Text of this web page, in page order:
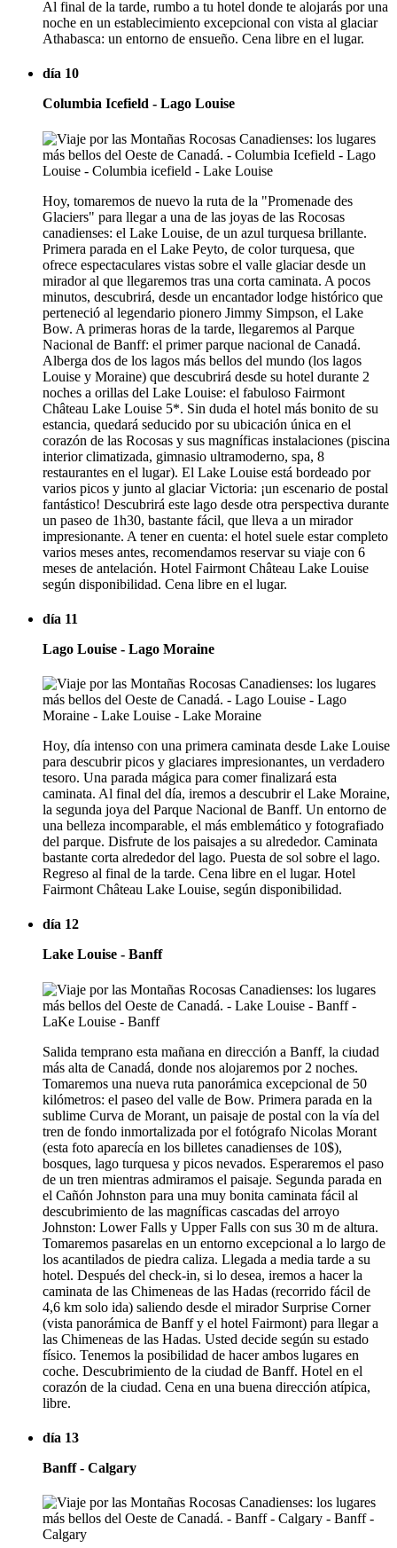
Al final de la tarde, rumbo a tu hotel donde te alojarás por una
noche en un establecimiento excepcional con vista al glaciar
Athabasca: un entorno de ensueño. Cena libre en el lugar.
día 10
Columbia Icefield - Lago Louise
Hoy, tomaremos de nuevo la ruta de la "Promenade des
Glaciers" para llegar a una de las joyas de las Rocosas
canadienses: el Lake Louise, de un azul turquesa brillante.
Primera parada en el Lake Peyto, de color turquesa, que
ofrece espectaculares vistas sobre el valle glaciar desde un
mirador al que llegaremos tras una corta caminata. A pocos
minutos, descubrirá, desde un encantador lodge histórico que
perteneció al legendario pionero Jimmy Simpson, el Lake
Bow. A primeras horas de la tarde, llegaremos al Parque
Nacional de Banff: el primer parque nacional de Canadá.
Alberga dos de los lagos más bellos del mundo (los lagos
Louise y Moraine) que descubrirá desde su hotel durante 2
noches a orillas del Lake Louise: el fabuloso Fairmont
Château Lake Louise 5*. Sin duda el hotel más bonito de su
estancia, quedará seducido por su ubicación única en el
corazón de las Rocosas y sus magníficas instalaciones (piscina
interior climatizada, gimnasio ultramoderno, spa, 8
restaurantes en el lugar). El Lake Louise está bordeado por
varios picos y junto al glaciar Victoria: ¡un escenario de postal
fantástico! Descubrirá este lago desde otra perspectiva durante
un paseo de 1h30, bastante fácil, que lleva a un mirador
impresionante. A tener en cuenta: el hotel suele estar completo
varios meses antes, recomendamos reservar su viaje con 6
meses de antelación. Hotel Fairmont Château Lake Louise
según disponibilidad. Cena libre en el lugar.
día 11
Lago Louise - Lago Moraine
Hoy, día intenso con una primera caminata desde Lake Louise
para descubrir picos y glaciares impresionantes, un verdadero
tesoro. Una parada mágica para comer finalizará esta
caminata. Al final del día, iremos a descubrir el Lake Moraine,
la segunda joya del Parque Nacional de Banff. Un entorno de
una belleza incomparable, el más emblemático y fotografiado
del parque. Disfrute de los paisajes a su alrededor. Caminata
bastante corta alrededor del lago. Puesta de sol sobre el lago.
Regreso al final de la tarde. Cena libre en el lugar. Hotel
Fairmont Château Lake Louise, según disponibilidad.
día 12
Lake Louise - Banff
Salida temprano esta mañana en dirección a Banff, la ciudad
más alta de Canadá, donde nos alojaremos por 2 noches.
Tomaremos una nueva ruta panorámica excepcional de 50
kilómetros: el paseo del valle de Bow. Primera parada en la
sublime Curva de Morant, un paisaje de postal con la vía del
tren de fondo inmortalizada por el fotógrafo Nicolas Morant
(esta foto aparecía en los billetes canadienses de 10$),
bosques, lago turquesa y picos nevados. Esperaremos el paso
de un tren mientras admiramos el paisaje. Segunda parada en
el Cañón Johnston para una muy bonita caminata fácil al
descubrimiento de las magníficas cascadas del arroyo
Johnston: Lower Falls y Upper Falls con sus 30 m de altura.
Tomaremos pasarelas en un entorno excepcional a lo largo de
los acantilados de piedra caliza. Llegada a media tarde a su
hotel. Después del check-in, si lo desea, iremos a hacer la
caminata de las Chimeneas de las Hadas (recorrido fácil de
4,6 km solo ida) saliendo desde el mirador Surprise Corner
(vista panorámica de Banff y el hotel Fairmont) para llegar a
las Chimeneas de las Hadas. Usted decide según su estado
físico. Tenemos la posibilidad de hacer ambos lugares en
coche. Descubrimiento de la ciudad de Banff. Hotel en el
corazón de la ciudad. Cena en una buena dirección atípica,
libre.
día 13
Banff - Calgary